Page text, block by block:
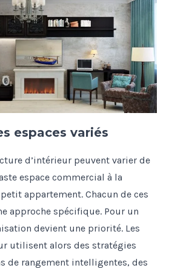
espaces variés
d’intérieur peuvent varier de
espace commercial à la
appartement. Chacun de ces
approche spécifique. Pour un
devient une priorité. Les
utilisent alors des stratégies
de rangement intelligentes, des